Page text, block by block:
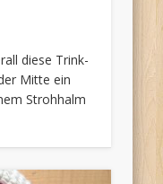
diese Trink-
Mitte ein
Strohhalm